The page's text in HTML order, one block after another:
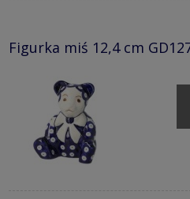
Figurka miś 12,4 cm